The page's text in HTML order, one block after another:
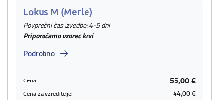
Lokus M (Merle)
Povprečni čas izvedbe: 4-5 dni
Priporočamo vzorec krvi
Podrobno
Cena: 55,00 €
Cena za vzreditelje: 44,00 €